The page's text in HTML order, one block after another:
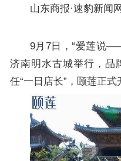
山东商报·速豹新闻
9月7日，“爱莲说
济南明水古城举行，品
任“一日店长”，颐莲正式